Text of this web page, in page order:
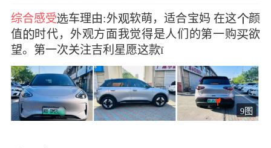
综合感受车理由:外软萌，适合宝妈 在这颜
值时代，外观方面我觉得是人们的第一购欲
望。第一次关注吉利星愿这款ï
9图